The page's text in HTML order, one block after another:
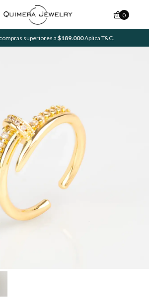
superiores a $189.000Aplica T&C.
0